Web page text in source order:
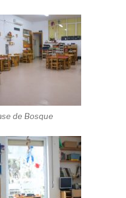
de Bosque